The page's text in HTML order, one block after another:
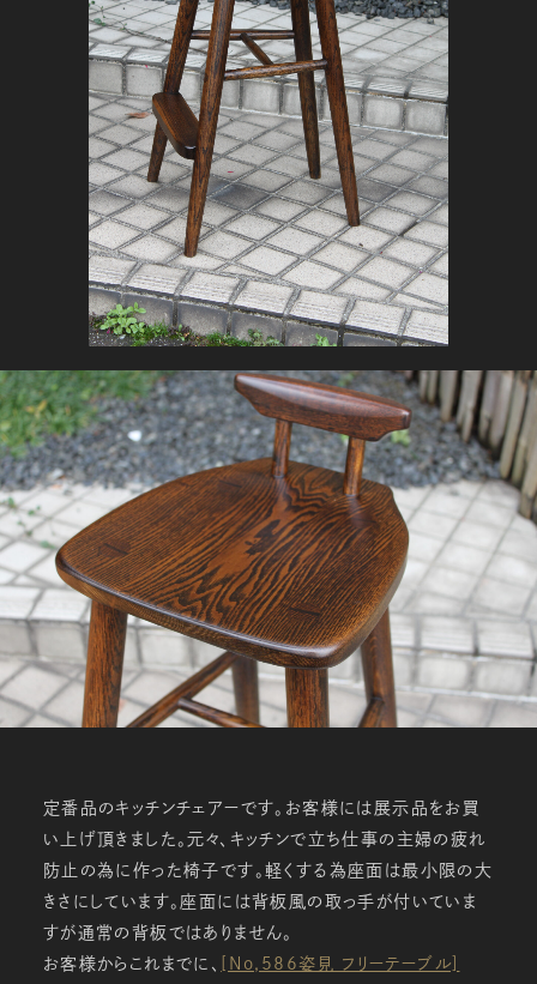
定番品のキッチンチェアーです。お客様には展示品をお買
い上げ頂きました。元々、キッチンで立ち仕事の主婦の疲れ
防止の為に作った椅子です。軽くする為座面は最小限の大
きさにしています。座面には背板風の取っ手が付いていま
すが通常の背板ではありません。
お客様からこれまでに、 [No,586姿見 フリーテーブル]